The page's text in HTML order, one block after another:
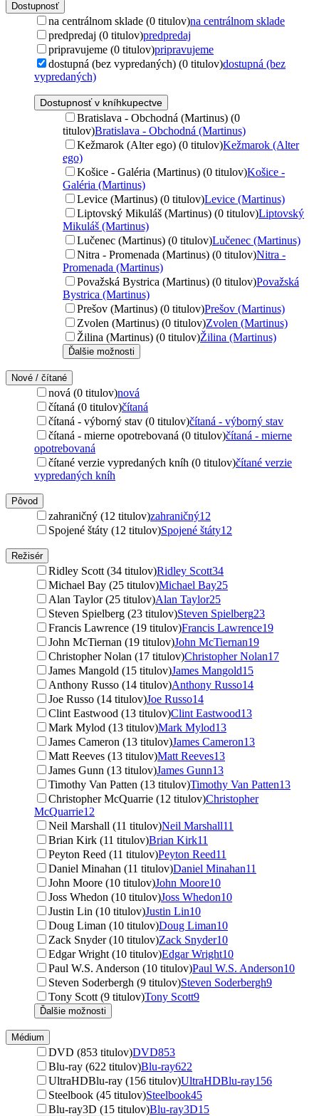
Dostupnosť
na centrálnom sklade (0 titulov)na centrálnom sklade
predpredaj (0 titulov)predpredaj
pripravujeme (0 titulov)pripravujeme
dostupná (bez vypredaných) (0 titulov)dostupná (bez
vypredaných)
Dostupnosť v kníhkupectve
Bratislava - Obchodná (Martinus) (0
titulov)Bratislava - Obchodná (Martinus)
Kežmarok (Alter ego) (0 titulov)Kežmarok (Alter
ego)
Košice - Galéria (Martinus) (0 titulov)Košice -
Galéria (Martinus)
Levice (Martinus) (0 titulov)Levice (Martinus)
Liptovský Mikuláš (Martinus) (0 titulov)Liptovský
Mikuláš (Martinus)
Lučenec (Martinus) (0 titulov)Lučenec (Martinus)
Nitra - Promenada (Martinus) (0 titulov)Nitra -
Promenada (Martinus)
Považská Bystrica (Martinus) (0 titulov)Považská
Bystrica (Martinus)
Prešov (Martinus) (0 titulov)Prešov (Martinus)
Zvolen (Martinus) (0 titulov)Zvolen (Martinus)
Žilina (Martinus) (0 titulov)Žilina (Martinus)
Ďalšie možnosti
Nové / čítané
nová (0 titulov)nová
čítaná (0 titulov)čítaná
čítaná - výborný stav (0 titulov)čítaná - výborný stav
čítaná - mierne opotrebovaná (0 titulov)čítaná - mierne
opotrebovaná
čítané verzie vypredaných kníh (0 titulov)čítané verzie
vypredaných kníh
Pôvod
zahraničný (12 titulov)zahraničný12
Spojené štáty (12 titulov)Spojené štáty12
Režisér
Ridley Scott (34 titulov)Ridley Scott34
Michael Bay (25 titulov)Michael Bay25
Alan Taylor (25 titulov)Alan Taylor25
Steven Spielberg (23 titulov)Steven Spielberg23
Francis Lawrence (19 titulov)Francis Lawrence19
John McTiernan (19 titulov)John McTiernan19
Christopher Nolan (17 titulov)Christopher Nolan17
James Mangold (15 titulov)James Mangold15
Anthony Russo (14 titulov)Anthony Russo14
Joe Russo (14 titulov)Joe Russo14
Clint Eastwood (13 titulov)Clint Eastwood13
Mark Mylod (13 titulov)Mark Mylod13
James Cameron (13 titulov)James Cameron13
Matt Reeves (13 titulov)Matt Reeves13
James Gunn (13 titulov)James Gunn13
Timothy Van Patten (13 titulov)Timothy Van Patten13
Christopher McQuarrie (12 titulov)Christopher
McQuarrie12
Neil Marshall (11 titulov)Neil Marshall11
Brian Kirk (11 titulov)Brian Kirk11
Peyton Reed (11 titulov)Peyton Reed11
Daniel Minahan (11 titulov)Daniel Minahan11
John Moore (10 titulov)John Moore10
Joss Whedon (10 titulov)Joss Whedon10
Justin Lin (10 titulov)Justin Lin10
Doug Liman (10 titulov)Doug Liman10
Zack Snyder (10 titulov)Zack Snyder10
Edgar Wright (10 titulov)Edgar Wright10
Paul W.S. Anderson (10 titulov)Paul W.S. Anderson10
Steven Soderbergh (9 titulov)Steven Soderbergh9
Tony Scott (9 titulov)Tony Scott9
Ďalšie možnosti
Médium
DVD (853 titulov)DVD853
Blu-ray (622 titulov)Blu-ray622
UltraHDBlu-ray (156 titulov)UltraHDBlu-ray156
Steelbook (45 titulov)Steelbook45
Blu-ray3D (15 titulov)Blu-ray3D15